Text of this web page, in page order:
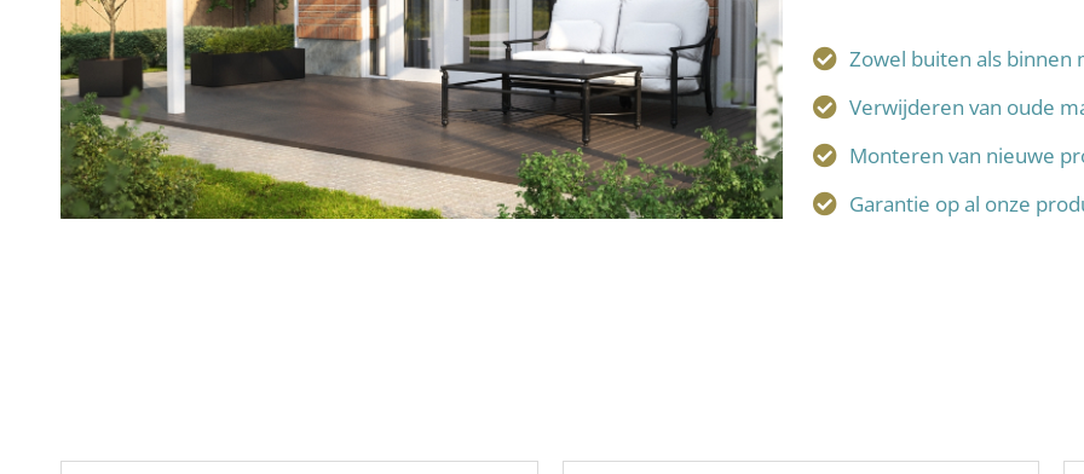
Zowel buiten als binnen
Verwijderen van oude
Monteren van nieuwe
Garantie op al onze